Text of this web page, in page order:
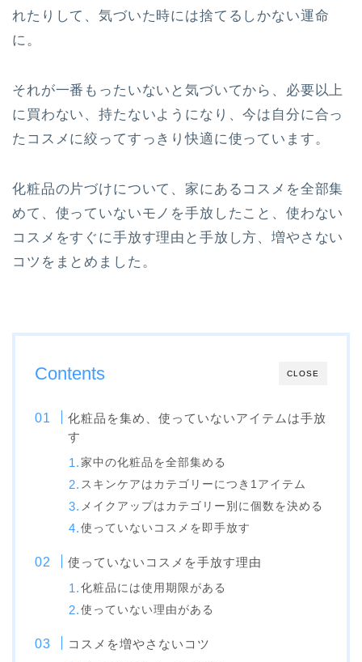
れたりして、気づいた時には捨てるしかない運命
に。
それが一番もったいないと気づいてから、必要以上
に買わない、持たないようになり、今は自分に合っ
たコスメに絞ってすっきり快適に使っています。
化粧品の片づけについて、家にあるコスメを全部集
めて、使っていないモノを手放したこと、使わない
コスメをすぐに手放す理由と手放し方、増やさない
コツをまとめました。
CLOSE
Contents
化粧品を集め、使っていないアイテムは手放
す
家中の化粧品を全部集める
スキンケアはカテゴリーにつき1アイテム
メイクアップはカテゴリー別に個数を決める
使っていないコスメを即手放す
使っていないコスメを手放す理由
化粧品には使用期限がある
使っていない理由がある
コスメを増やさないコツ